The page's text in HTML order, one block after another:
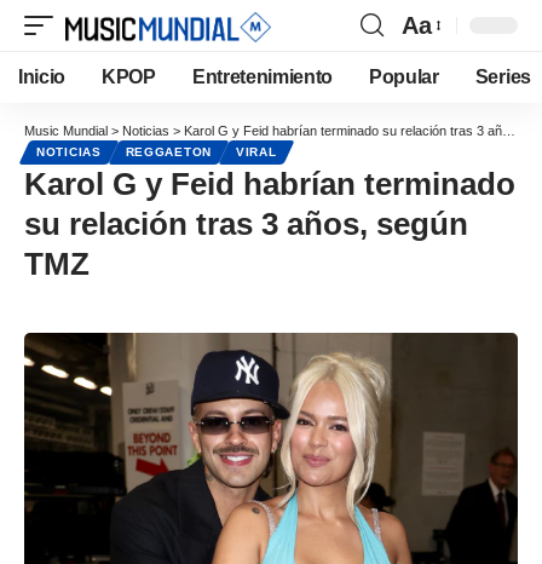
Aa
Inicio KPOP Entretenimiento Popular Series
Music Mundial > Noticias > Karol G y Feid habrían terminado su relación tras 3 años, según TMZ
NOTICIAS REGGAETON VIRAL
Karol G y Feid habrían terminado
su relación tras 3 años, según
TMZ